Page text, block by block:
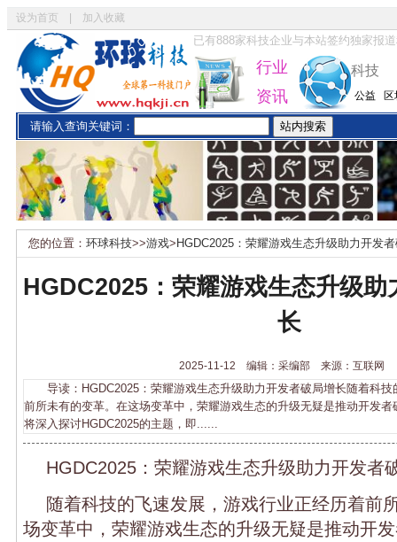
设为首页 加入收藏
已有888家科技企业与本站签约独家报
行业
资讯
科技
公益
请输入查询关键词：
您的位置： 环球科技>>游戏> HGDC2025：荣耀游戏生态升级助力开发
HGDC2025：荣耀游戏生态升级助
长
2025-11-12 编辑：采编部 来源：互联网
导读：HGDC2025：荣耀游戏生态升级助力开发者破局增长随着科技
前所未有的变革。在这场变革中，荣耀游戏生态的升级无疑是推动开发
将深入探讨HGDC2025的主题，即......
HGDC2025：荣耀游戏生态升级助力开发者
随着科技的飞速发展，游戏行业正经历着前
场变革中，荣耀游戏生态的升级无疑是推动开